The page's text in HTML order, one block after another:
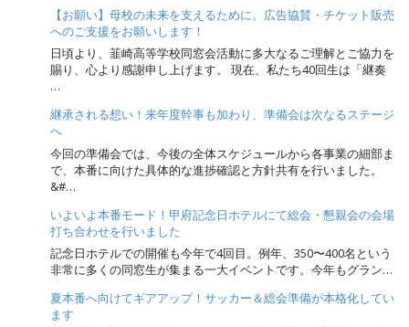
【お願い】母校の未来を支えるために。広告協賛・チケット販売
へのご支援をお願いします！
日頃より、韮崎高等学校同窓会活動に多大なるご理解とご協力を
賜り、心より感謝申し上げます。 現在、私たち40回生は「継奏
…
継承される想い！来年度幹事も加わり、準備会は次なるステージ
へ
今回の準備会では、今後の全体スケジュールから各事業の細部ま
で、本番に向けた具体的な進捗確認と方針共有を行いました。
&#…
いよいよ本番モード！甲府記念日ホテルにて総会・懇親会の会場
打ち合わせを行いました
記念日ホテルでの開催も今年で4回目。例年、350〜400名という
非常に多くの同窓生が集まる一大イベントです。今年もグラン…
夏本番へ向けてギアアップ！サッカー＆総会準備が本格化してい
ます